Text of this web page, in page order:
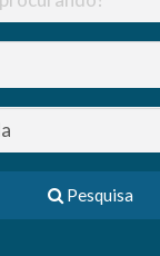
Pesquisa